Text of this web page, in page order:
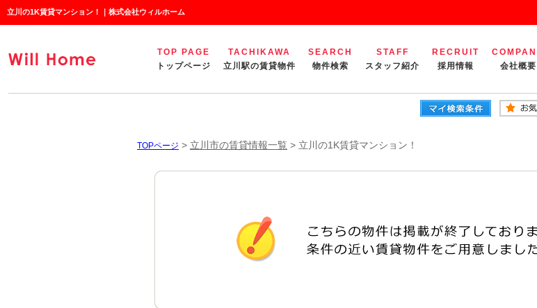
立川の1K賃貸マンション！｜株式会社ウィルホーム
TOP PAGE
トップページ
TACHIKAWA
立川駅の賃貸物件
SEARCH
物件検索
STAFF
スタッフ紹介
RECRUIT
採用情報
会社概要
TOPページ > 立川市の賃貸情報一覧 > 立川の1K賃貸マンション！